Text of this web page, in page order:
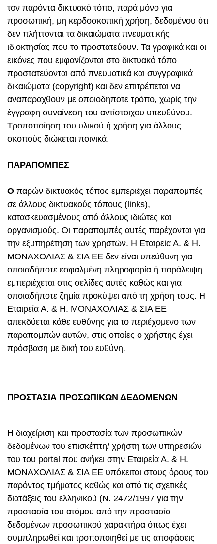
τον παρόντα δικτυακό τόπο, παρά μόνο για
προσωπική, μη κερδοσκοπική χρήση, δεδομένου ότι
δεν πλήττονται τα δικαιώματα πνευματικής
ιδιοκτησίας που το προστατεύουν. Τα γραφικά και οι
εικόνες που εμφανίζονται στο δικτυακό τόπο
προστατεύονται από πνευματικά και συγγραφικά
δικαιώματα (copyright) και δεν επιτρέπεται να
αναπαραχθούν με οποιοδήποτε τρόπο, χωρίς την
έγγραφη συναίνεση του αντίστοιχου υπευθύνου.
Τροποποίηση του υλικού ή χρήση για άλλους
σκοπούς διώκεται ποινικά.
ΠΑΡΑΠΟΜΠΕΣ
Ο παρών δικτυακός τόπος εμπεριέχει παραπομπές
σε άλλους δικτυακούς τόπους (links),
κατασκευασμένους από άλλους ιδιώτες και
οργανισμούς. Οι παραπομπές αυτές παρέχονται για
την εξυπηρέτηση των χρηστών. Η Εταιρεία Α. & Η.
ΜΟΝΑΧΟΛΙΑΣ & ΣΙΑ ΕΕ δεν είναι υπεύθυνη για
οποιαδήποτε εσφαλμένη πληροφορία ή παράλειψη
εμπεριέχεται στις σελίδες αυτές καθώς και για
οποιαδήποτε ζημία προκύψει από τη χρήση τους. Η
Εταιρεία Α. & Η. ΜΟΝΑΧΟΛΙΑΣ & ΣΙΑ ΕΕ
απεκδύεται κάθε ευθύνης για το περιέχομενο των
παραπομπών αυτών, στις οποίες ο χρήστης έχει
πρόσβαση με δική του ευθύνη.
ΠΡΟΣΤΑΣΙΑ ΠΡΟΣΩΠΙΚΩΝ ΔΕΔΟΜΕΝΩΝ
Η διαχείριση και προστασία των προσωπικών
δεδομένων του επισκέπτη/ χρήστη των υπηρεσιών
του του portal που ανήκει στην Εταιρεία Α. & Η.
ΜΟΝΑΧΟΛΙΑΣ & ΣΙΑ ΕΕ υπόκειται στους όρους του
παρόντος τμήματος καθώς και από τις σχετικές
διατάξεις του ελληνικού (Ν. 2472/1997 για την
προστασία του ατόμου από την προστασία
δεδομένων προσωπικού χαρακτήρα όπως έχει
συμπληρωθεί και τροποποιηθεί με τις αποφάσεις